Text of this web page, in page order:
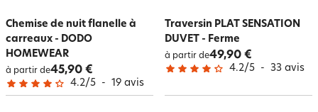
Chemise de nuit flanelle à
carreaux - DODO
HOMEWEAR
à partir de45,90 €
4.2/5 - 19 avis
Traversin PLAT SENSATION
DUVET - Ferme
à partir de49,90 €
4.2/5 - 33 avis